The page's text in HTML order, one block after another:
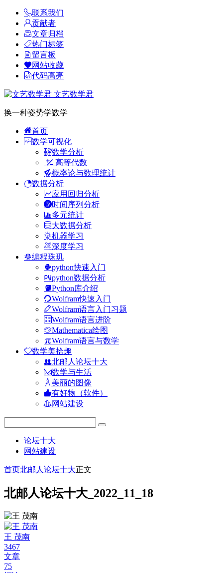
联系我们
贡献者
文章归档
热门标签
留言板
网站收藏
代码高亮
文艺数学君
换一种姿势学数学
首页
数学可视化
数学分析
高等代数
概率论与数理统计
数据分析
应用回归分析
时间序列分析
多元统计
大数据分析
机器学习
深度学习
编程珠玑
python快速入门
python数据分析
Python库介绍
Wolfram快速入门
Wolfram语言入门习题
Wolfram语言进阶
Mathematica绘图
Wolfram语言与数学
数学美拾趣
北邮人论坛十大
数学与生活
美丽的图像
有好物（软件）
网站建设
论坛十大
网站建设
首页北邮人论坛十大正文
北邮人论坛十大_2022_11_18
王 茂南
3467
文章
75